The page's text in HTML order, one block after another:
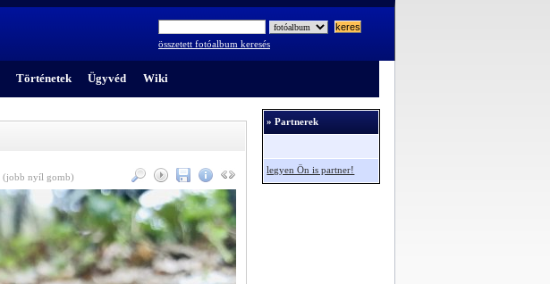
összetett fotóalbum keresés
Történetek Ügyvéd Wiki
(jobb nyíl gomb)
» Partnerek
legyen Ön is partner!